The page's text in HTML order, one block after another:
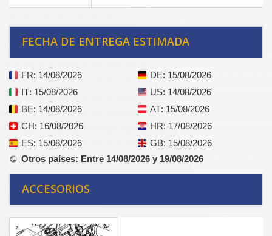
FECHA DE ENTREGA ESTIMADA
FR: 14/08/2026 DE: 15/08/2026
IT: 15/08/2026 US: 14/08/2026
BE: 14/08/2026 AT: 15/08/2026
CH: 16/08/2026 HR: 17/08/2026
ES: 15/08/2026 GB: 15/08/2026
Otros países: Entre 14/08/2026 y 19/08/2026
ACCESORIOS